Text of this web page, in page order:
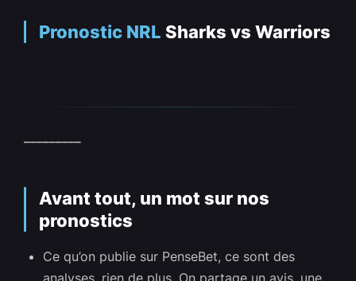
Pronostic NRL Sharks vs Warriors
Avant tout, un mot sur nos
pronostics
Ce qu’on publie sur PenseBet, ce sont des